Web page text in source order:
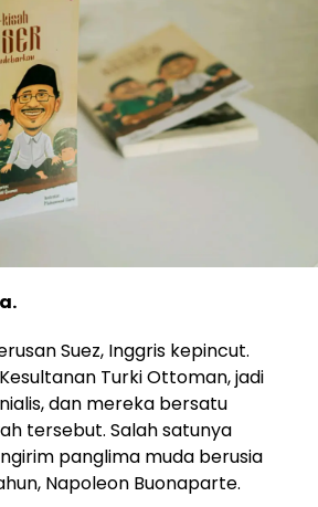
Suez, Inggris kepincut.
Turki Ottoman, jadi
dan mereka bersatu
tersebut. Salah satunya
panglima muda berusia
Napoleon Buonaparte.